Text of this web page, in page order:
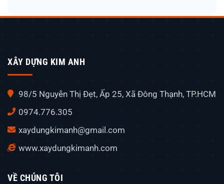
XÂY DỰNG KIM ANH
98/5 Nguyễn Thị Đẹt, Ấp 25, Xã Đông Thạnh, TP.HCM
0974.776.305
xaydungkimanh@gmail.com
www.xaydungkimanh.com
VỀ CHÚNG TÔI